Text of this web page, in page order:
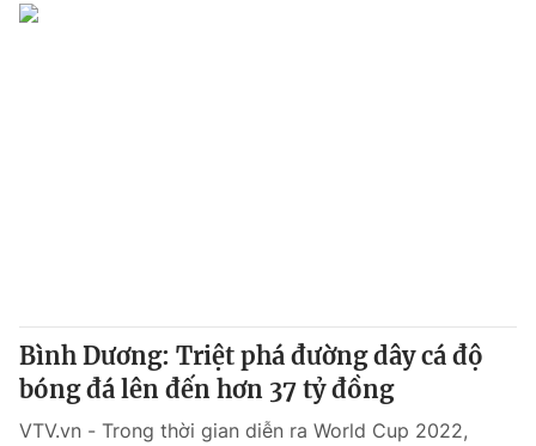
Bình Dương: Triệt phá đường dây cá độ
bóng đá lên đến hơn 37 tỷ đồng
VTV.vn - Trong thời gian diễn ra World Cup 2022,